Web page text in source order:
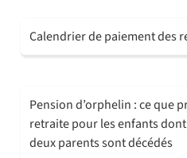
Calendrier de paiement des
Pension d’orphelin : ce que
retraite pour les enfants
deux parents sont décédés